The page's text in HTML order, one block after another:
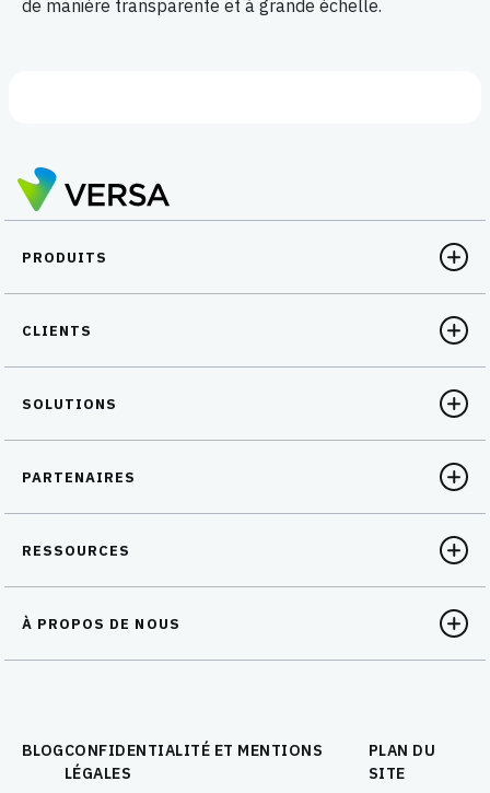
de manière transparente et à grande échelle.
PRODUITS
CLIENTS
SOLUTIONS
PARTENAIRES
RESSOURCES
À PROPOS DE NOUS
BLOGCONFIDENTIALITÉ ET MENTIONS
LÉGALES
PLAN DU
SITE